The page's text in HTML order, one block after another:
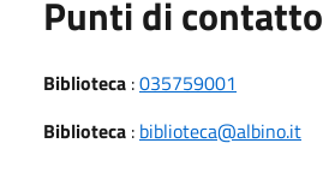
Punti di contatto
Biblioteca :035759001
Biblioteca : biblioteca@albino.it